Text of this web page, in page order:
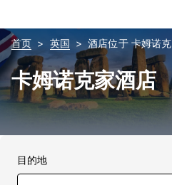
首页 英国 酒店位于 卡姆诺克
卡姆诺克家酒店
目的地